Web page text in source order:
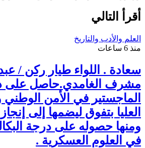
أقرأ التالي
العلم والأدب والتاريخ
منذ 6 ساعات
سعادة . اللواء طيار ركن /
مشرف الغامدي.حاصل على
الماجستير في الأمن
العليا بتفوق ليضمها إلى
ومنها حصوله على درجة
في العلوم العسكرية .